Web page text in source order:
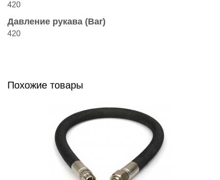
420
Давление рукава (Bar)
420
Похожие товары